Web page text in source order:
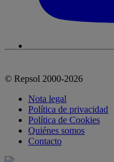
© Repsol 2000-2026
Nota legal
Política de privacidad
Política de Cookies
Quiénes somos
Contacto